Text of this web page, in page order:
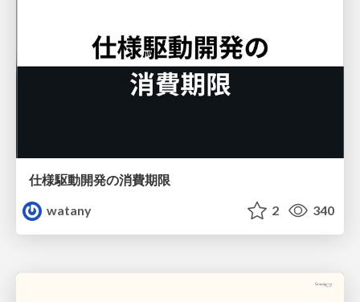
仕様駆動開発の消費期限
watany
2 340